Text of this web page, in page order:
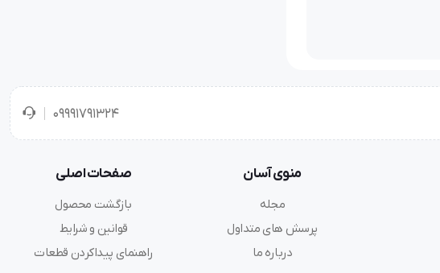
09991791324
منوی آسان
مجله
پرسش های متداول
درباره ما
صفحات اصلی
بازگشت محصول
قوانین و شرایط
راهنمای پیداکردن قطعات